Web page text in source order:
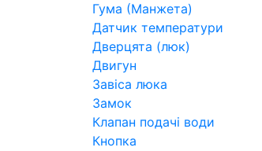
Гума (Манжета)
Датчик температури
Дверцята (люк)
Двигун
Завіса люка
Замок
Клапан подачі води
Кнопка